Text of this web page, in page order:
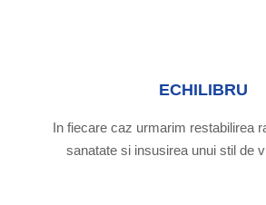
ECHILIBRU
In fiecare caz urmarim restabilirea
sanatate si insusirea unui stil de